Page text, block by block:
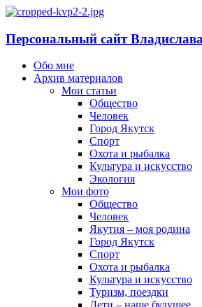
Персональный сайт
Обо мне
Архив материалов
Мои статьи
Общество
Человек
Город Якутск
Спорт
Охота и рыбалка
Культура и искусство
Экология
Мои фото
Общество
Человек
Якутия – моя родина
Город Якутск
Спорт
Охота и рыбалка
Культура и искусство
Туризм, поездки